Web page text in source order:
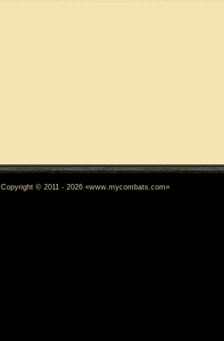
Copyright © 2011 - 2026 «www.mycombats.com»